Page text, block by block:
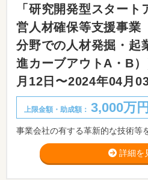
「研究開発型スター
営人材確保等支援事業
分野での人材発掘・起
進カーブアウトA・B
月12日〜2024年04月03
上限金額・助成額： 3,000万円
詳細を